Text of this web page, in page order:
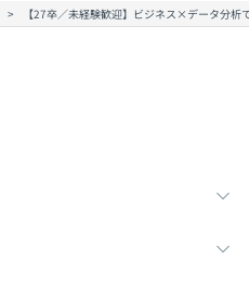
【27卒／未経験歓迎】ビジネス×データ分